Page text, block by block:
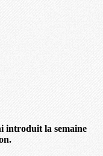
introduit la semaine